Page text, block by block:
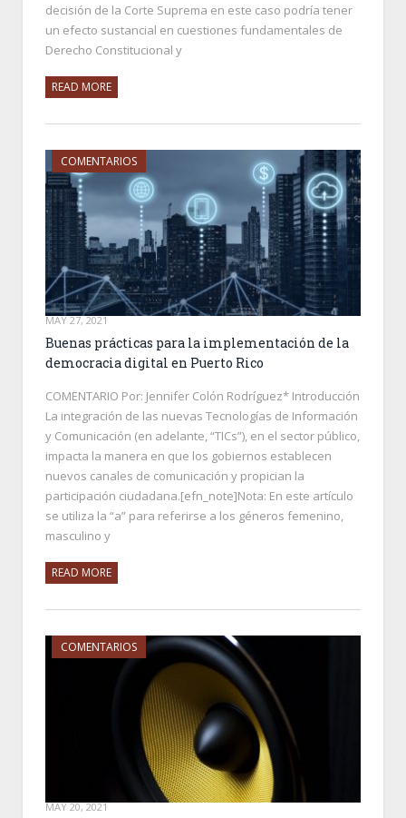
decisión de la Corte Suprema en este caso podría tener
un efecto sustancial en cuestiones fundamentales de
Derecho Constitucional y
READ MORE
COMENTARIOS
MAY 27, 2021
Buenas prácticas para la implementación de la
democracia digital en Puerto Rico
COMENTARIO Por: Jennifer Colón Rodríguez* Introducción
La integración de las nuevas Tecnologías de Información
y Comunicación (en adelante, “TICs”), en el sector público,
impacta la manera en que los gobiernos establecen
nuevos canales de comunicación y propician la
participación ciudadana.[efn_note]Nota: En este artículo
se utiliza la “a” para referirse a los géneros femenino,
masculino y
READ MORE
COMENTARIOS
MAY 20, 2021